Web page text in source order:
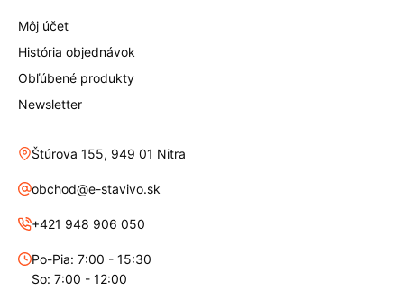
Môj účet
História objednávok
Obľúbené produkty
Newsletter
Štúrova 155, 949 01 Nitra
obchod@e-stavivo.sk
+421 948 906 050
Po-Pia: 7:00 - 15:30
So: 7:00 - 12:00